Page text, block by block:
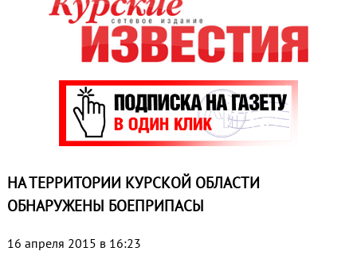
НА ТЕРРИТОРИИ КУРСКОЙ ОБЛАСТИ
ОБНАРУЖЕНЫ БОЕПРИПАСЫ
16 апреля 2015 в 16:23